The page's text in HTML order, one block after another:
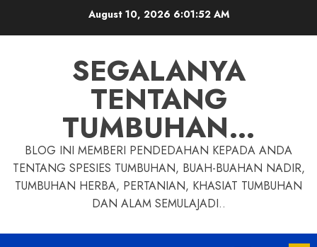
August 10, 2026 6:01:53 AM
SEGALANYA
TENTANG
TUMBUHAN…
BLOG INI MEMBERI PENDEDAHAN KEPADA ANDA
TENTANG SPESIES TUMBUHAN, BUAH-BUAHAN NADIR,
TUMBUHAN HERBA, PERTANIAN, KHASIAT TUMBUHAN
DAN ALAM SEMULAJADI..